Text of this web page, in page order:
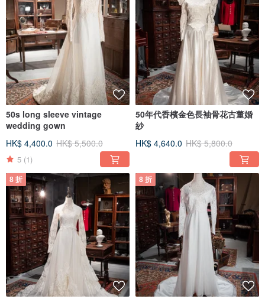
50s long sleeve vintage
wedding gown
HK$ 4,400.0 HK$ 5,500.0
5 (1)
50年代香檳金色長袖骨花古董婚
紗
HK$ 4,640.0 HK$ 5,800.0
8 折 8 折